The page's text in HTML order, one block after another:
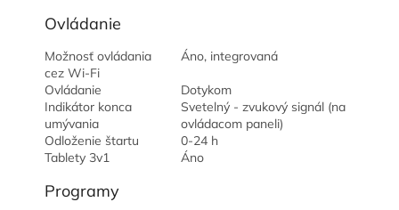
Ovládanie
Možnosť ovládania
cez Wi-Fi
Áno, integrovaná
Ovládanie
Dotykom
Indikátor konca
umývania
Svetelný - zvukový signál (na
ovládacom paneli)
Odloženie štartu
0-24 h
Tablety 3v1
Áno
Programy